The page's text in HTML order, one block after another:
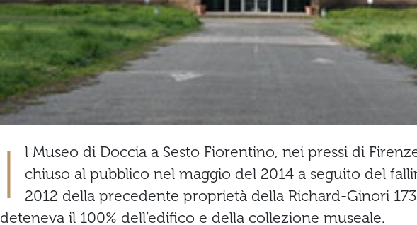
I
l Museo di Doccia a Sesto Fiorentino, nei pressi di
chiuso al pubblico nel maggio del 2014 a seguito del
2012 della precedente proprietà della Richard-Ginori
deteneva il 100% dell’edifico e della collezione museale.